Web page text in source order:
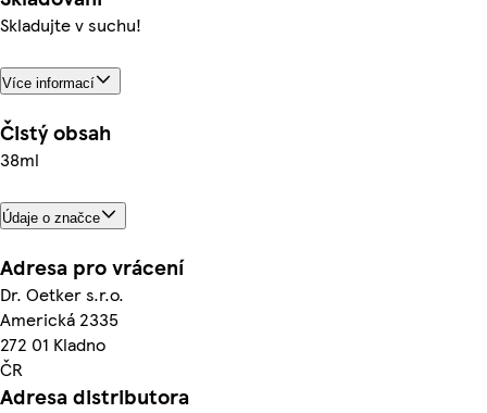
Skladujte v suchu!
Více informací
Čistý obsah
38ml
Údaje o značce
Adresa pro vrácení
Dr. Oetker s.r.o.
Americká 2335
272 01 Kladno
ČR
Adresa distributora